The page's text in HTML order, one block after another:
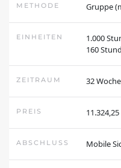
METHODE Gruppe
EINHEITEN
1.000
160
ZEITRAUM 32
PREIS 11.324,25
ABSCHLUSS Mobile
UMSCHULUNGEN
Die BA
Über uns
Unser Team
Karriere✨